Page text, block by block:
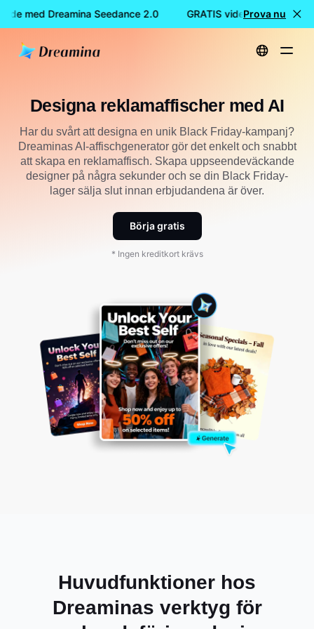
med Dreamina Seedance 2.0 GRATIS videoskapande
Prova nu
Hem Skapa Designa kampanjaffisch med AI
Designa reklamaffischer med AI
Har du svårt att designa en unik Black Friday-kampanj?
Dreaminas AI-affischgenerator gör det enkelt och snabbt
att skapa en reklamaffisch. Skapa uppseendeväckande
designer på några sekunder och se din Black Friday-
lager sälja slut innan erbjudandena är över.
Börja gratis
* Ingen kreditkort krävs
Huvudfunktioner hos
Dreaminas verktyg för